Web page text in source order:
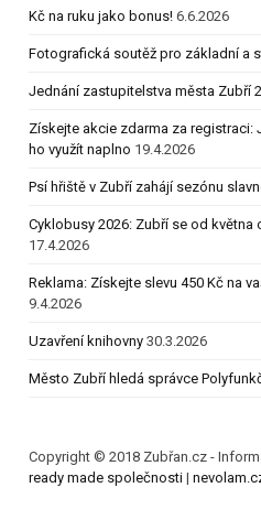
Kč na ruku jako bonus! 6.6.2026
Fotografická soutěž pro základní a
Jednání zastupitelstva města Zubří
Získejte akcie zdarma za registraci:
ho využít naplno 19.4.2026
Psí hřiště v Zubří zahájí sezónu
Cyklobusy 2026: Zubří se od
17.4.2026
Reklama: Získejte slevu 450 Kč na
9.4.2026
Uzavření knihovny 30.3.2026
Město Zubří hledá správce
Copyright © 2018 Zubřan.cz -
ready made společnosti |